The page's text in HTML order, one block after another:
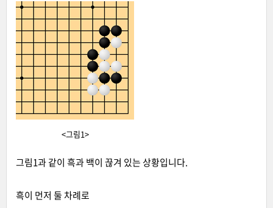
<그림1>
그림1과 같이 흑과 백이 끊겨 있는 상황입니다.
흑이 먼저 둘 차례로